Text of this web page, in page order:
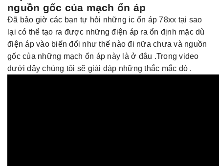
nguồn gốc của mạch ổn áp
Đã bảo giờ các bạn tự hỏi những ic ổn áp 78xx tại sao
lại có thể tạo ra được những điện áp ra ổn định mặc dù
điện áp vào biến đổi như thế nào đi nữa chưa và nguồn
gốc của những mạch ổn áp này là ở đâu .Trong video
dưới đây chúng tôi sẽ giải đáp những thắc mắc đó .